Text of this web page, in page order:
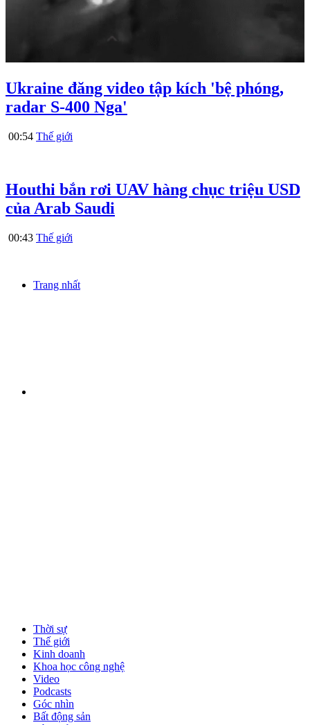
Ukraine đăng video tập kích 'bệ phóng,
radar S-400 Nga'
00:54 Thế giới
Houthi bắn rơi UAV hàng chục triệu USD
của Arab Saudi
00:43 Thế giới
Trang nhất
Thời sự
Thế giới
Kinh doanh
Khoa học công nghệ
Video
Podcasts
Góc nhìn
Bất động sản